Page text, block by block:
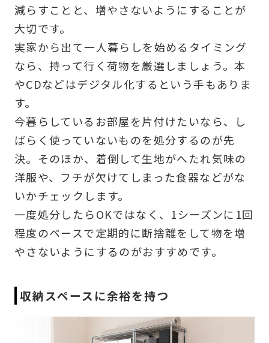
減らすことと、増やさないようにすることが
大切です。
実家から出て一人暮らしを始めるタイミング
なら、持って行く荷物を厳選しましょう。本
やCDなどはデジタル化するという手もありま
す。
今暮らしているお部屋を片付けたいなら、し
ばらく使っていないものを処分するのが先
決。そのほか、着倒して生地がへたれ気味の
洋服や、フチが欠けてしまった食器などがな
いかチェックします。
一度処分したらOKではなく、1シーズンに1回
程度のペースで定期的に断捨離をして物を増
やさないようにするのがおすすめです。
収納スペースに余裕を持つ